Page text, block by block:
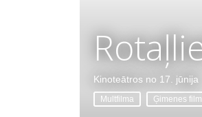
Kinoteātros no 17. jūnija
Multfilma Ģimenes